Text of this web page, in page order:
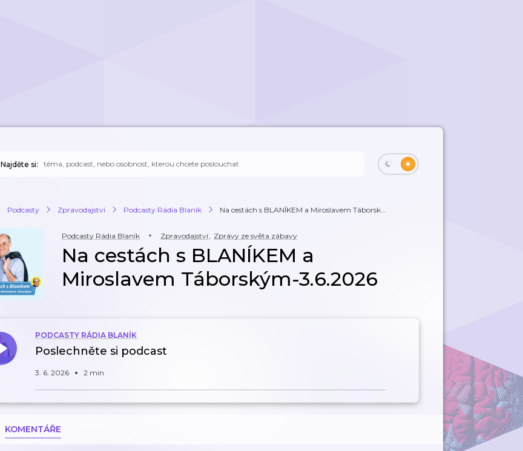
Najděte si:
Podcasty Zpravodajství Podcasty Rádia Blaník Na cestách s BLANÍKEM a Miroslavem Táborsk...
Podcasty Rádia Blaník Zpravodajství, Zprávy ze světa zábavy
Na cestách s BLANÍKEM a
Miroslavem Táborským-3.6.2026
PODCASTY RÁDIA BLANÍK
Poslechněte si podcast
3. 6. 2026 2 min
KOMENTÁŘE